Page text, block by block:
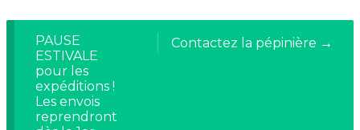
Contactez la pépinière →
PAUSE
ESTIVALE
pour les
expéditions !
Les envois
reprendront